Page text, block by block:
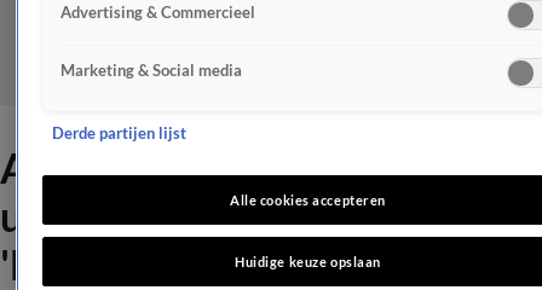
Anouk Hoogendijk over
uitspraken Erica Meiland:
'Heel heftig'
Advertising & Commercieel
Marketing & Social media
Derde partijen lijst
Alle cookies accepteren
Huidige keuze opslaan